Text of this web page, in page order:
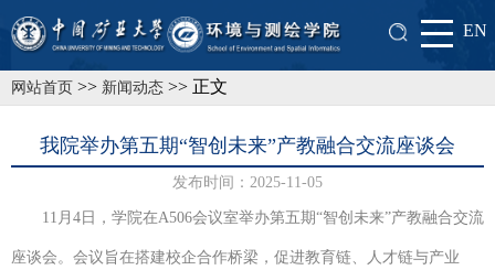
EN
网站首页 >> 新闻动态 >> 正文
我院举办第五期“智创未来”产教融合交流座谈会
发布时间：2025-11-05
11月4日，学院在A506会议室举办第五期“智创未来”产教融合交流
座谈会。会议旨在搭建校企合作桥梁，促进教育链、人才链与产业